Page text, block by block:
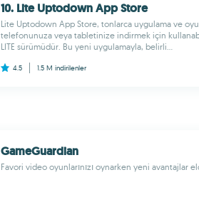
10. Lite Uptodown App Store
Lite Uptodown App Store, tonlarca uygulama ve
telefonunuza veya tabletinize indirmek için
LITE sürümüdür. Bu yeni uygulamayla, belirli...
4.5 1.5 M indirilenler
GameGuardian
Favori video oyunlarınızı oynarken yeni avantajlar